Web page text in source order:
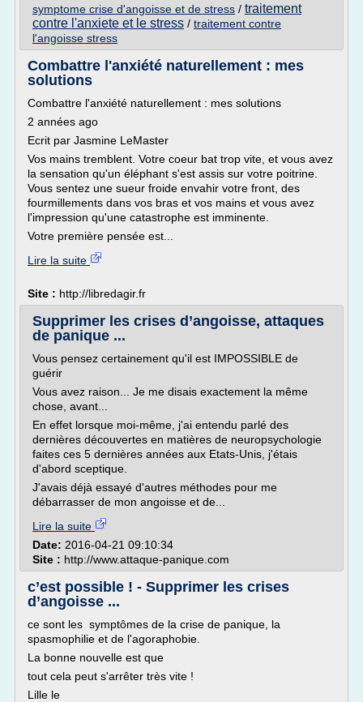
symptome crise d'angoisse et de stress / traitement
contre l'anxiete et le stress / traitement contre
l'angoisse stress
Combattre l'anxiété naturellement : mes
solutions
Combattre l'anxiété naturellement : mes solutions
2 années ago
Ecrit par Jasmine LeMaster
Vos mains tremblent. Votre coeur bat trop vite, et vous avez
la sensation qu'un éléphant s'est assis sur votre poitrine.
Vous sentez une sueur froide envahir votre front, des
fourmillements dans vos bras et vos mains et vous avez
l'impression qu'une catastrophe est imminente.
Votre première pensée est...
Lire la suite
Site : http://libredagir.fr
Supprimer les crises d’angoisse, attaques
de panique ...
Vous pensez certainement qu'il est IMPOSSIBLE de
guérir
Vous avez raison... Je me disais exactement la même
chose, avant...
En effet lorsque moi-même, j'ai entendu parlé des
dernières découvertes en matières de neuropsychologie
faites ces 5 dernières années aux Etats-Unis, j'étais
d'abord sceptique.
J'avais déjà essayé d'autres méthodes pour me
débarrasser de mon angoisse et de...
Lire la suite
Date: 2016-04-21 09:10:34
Site : http://www.attaque-panique.com
c’est possible ! - Supprimer les crises
d’angoisse ...
ce sont les symptômes de la crise de panique, la
spasmophilie et de l'agoraphobie.
La bonne nouvelle est que
tout cela peut s'arrêter très vite !
Lille le